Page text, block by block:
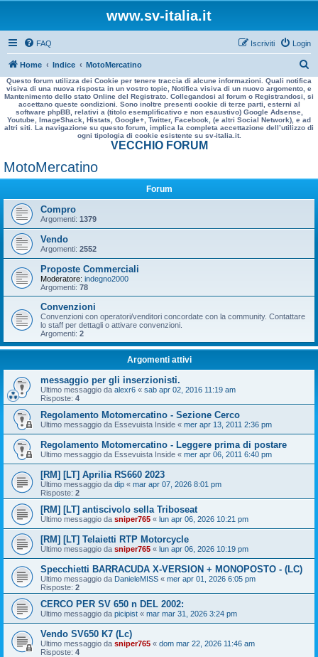
www.sv-italia.it
FAQ Login
Iscriviti
Home Indice MotoMercatino
e
r
a
Questo forum utilizza dei Cookie per tenere traccia di alcune informazioni. Quali notifica
visiva di una nuova risposta in un vostro topic, Notifica visiva di un nuovo argomento, e
Mantenimento dello stato Online del Registrato. Collegandosi al forum o Registrandosi, si
accettano queste condizioni. Sono inoltre presenti cookie di terze parti, esterni al
software phpBB, relativi a (titolo esemplificativo e non esaustivo) Google Adsense,
Youtube, ImageShack, Histats, Google+, Twitter, Facebook, (e altri Social Network), e ad
altri siti. La navigazione su questo forum, implica la completa accettazione dell’utilizzo di
ogni tipologia di cookie esistente su sv-italia.it.
VECCHIO FORUM
MotoMercatino
Forum
Compro
Argomenti: 1379
Vendo
Argomenti: 2552
Proposte Commerciali
Moderatore: indegno2000
Argomenti: 78
Convenzioni
Convenzioni con operatori/venditori concordate con la community. Contattare
lo staff per dettagli o attivare convenzioni.
Argomenti: 2
Argomenti attivi
messaggio per gli inserzionisti.
Ultimo messaggio da alexr6 « sab apr 02, 2016 11:19 am
Risposte: 4
Regolamento Motomercatino - Sezione Cerco
Ultimo messaggio da Essevuista Inside « mer apr 13, 2011 2:36 pm
Regolamento Motomercatino - Leggere prima di postare
Ultimo messaggio da Essevuista Inside « mer apr 06, 2011 6:40 pm
[RM] [LT] Aprilia RS660 2023
Ultimo messaggio da dip « mar apr 07, 2026 8:01 pm
Risposte: 2
[RM] [LT] antiscivolo sella Triboseat
Ultimo messaggio da sniper765 « lun apr 06, 2026 10:21 pm
[RM] [LT] Telaietti RTP Motorcycle
Ultimo messaggio da sniper765 « lun apr 06, 2026 10:19 pm
Specchietti BARRACUDA X-VERSION + MONOPOSTO - (LC)
Ultimo messaggio da DanieleMISS « mer apr 01, 2026 6:05 pm
Risposte: 2
CERCO PER SV 650 n DEL 2002:
Ultimo messaggio da picipist « mar mar 31, 2026 3:24 pm
Vendo SV650 K7 (Lc)
Ultimo messaggio da sniper765 « dom mar 22, 2026 11:46 am
Risposte: 4